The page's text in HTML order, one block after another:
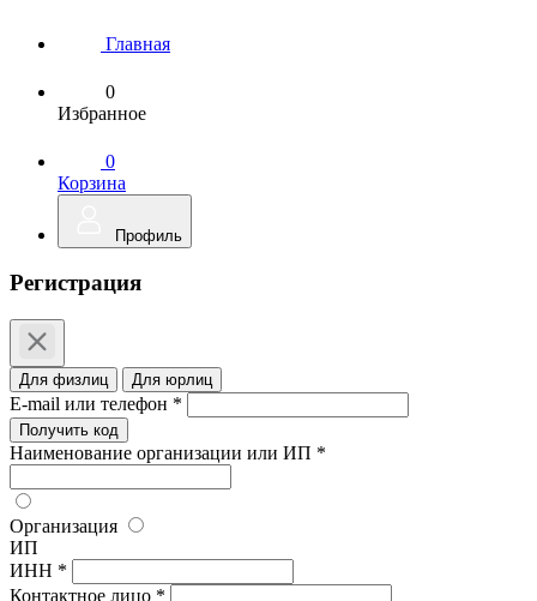
Главная
0
Избранное
0
Корзина
Профиль
Регистрация
Для физлиц Для юрлиц
E-mail или телефон *
Получить код
Наименование организации или ИП *
Организация
ИП
ИНН *
Контактное лицо *